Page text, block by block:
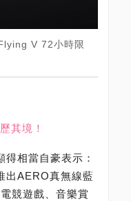
V 72小時限
其境！
相當自豪表示：
出AERO真無線藍
競遊戲、音樂賞